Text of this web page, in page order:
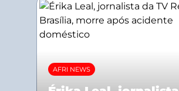
AFRI NEWS